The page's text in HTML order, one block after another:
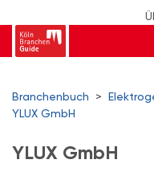
Branchenbuch >
YLUX GmbH
YLUX GmbH